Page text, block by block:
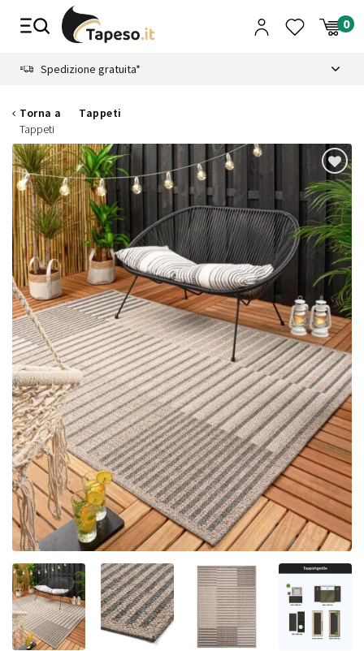
Spedizione gratuita*
Torna a
Tappeti
Tappeti